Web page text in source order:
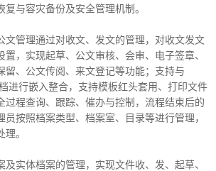
复与容灾备份及安全管理机制。
文管理通过对收文、发文的管理，对收文发文
置，实现起草、公文审核、会审、电子签章、
留、公文传阅、来文登记等功能；支持与
进行嵌入整合，支持模板红头套用、打印文件
过程查询、跟踪、催办与控制，流程结束后的
员按照档案类型、档案室、目录等进行管理，
。
及实体档案的管理，实现文件收、发、起草、